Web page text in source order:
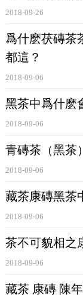
2018-09-26
爲什麽茯磚茶
都這？
2018-09-06
黑茶中爲什麽
2018-09-06
青磚茶（黑茶
2018-09-06
藏茶康磚黑茶
2018-09-06
茶不可貌相之
2018-09-06
藏茶 康磚 陳